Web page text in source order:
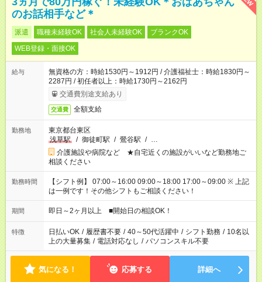
のお話相手など＊
派遣 職種未経験OK 社会人未経験OK
ブランクOK
WEB登録・面接OK
給与
無資格の方：時給1530円～1912円 / 介護福祉士：時給1830円～
2287円 / 初任者以上：時給1730円～2162円
交通費別途支給あり
交通費 全額支給
勤務地
東京都台東区
浅草駅
/ 御徒町駅 / 鶯谷駅 / …
介護施設や病院など ★自宅近くの施設がいいなど勤務地ご
相談ください
勤務時間
【シフト例】 07:00～16:00 09:00～18:00 17:00～09:00 ※ 上記
は一例です！その他シフトもご相談ください！
期間 即日～2ヶ月以上 ■開始日の相談OK！
特徴 日払いOK / 履歴書不要 / 40～50代活躍中 / シフト勤務 / 10名以
上の大量募集 / 電話対応なし / パソコンスキル不要
気になる！ 応募する 詳細へ